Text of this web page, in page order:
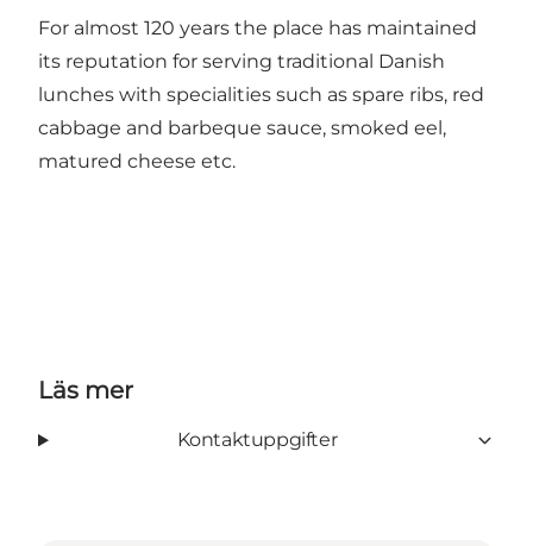
For almost 120 years the place has maintained
its reputation for serving traditional Danish
lunches with specialities such as spare ribs, red
cabbage and barbeque sauce, smoked eel,
matured cheese etc.
Läs mer
Kontaktuppgifter